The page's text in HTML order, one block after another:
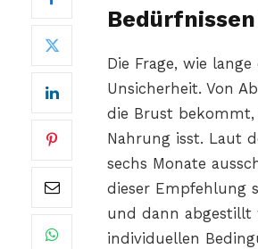
Die Frage, wie
Unsicherheit. Von
die Brust bekommt,
Nahrung isst. Laut
sechs Monate
dieser Empfehlung
und dann abgestillt
individuellen